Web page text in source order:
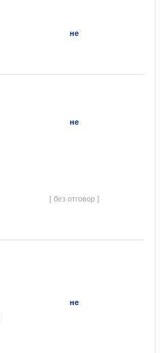
не
не
[ без отговор ]
не